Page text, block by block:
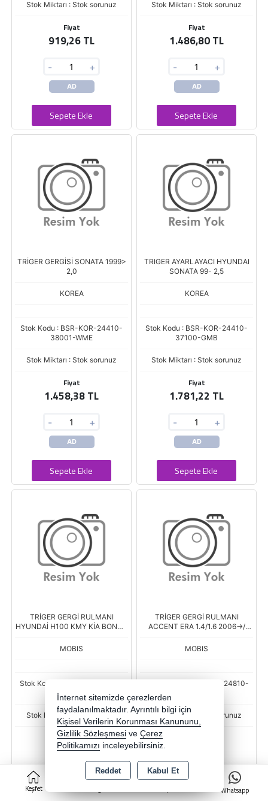
Keşfet
0
Whatsapp
Stok Miktarı : Stok sorunuz
Fiyat
919,26 TL
- +
AD
Sepete Ekle
Stok Miktarı : Stok sorunuz
Fiyat
1.486,80 TL
- +
AD
Sepete Ekle
TRİGER GERGİSİ SONATA 1999>
2,0
KOREA
Stok Kodu : BSR-KOR-24410-
38001-WME
Stok Miktarı : Stok sorunuz
Fiyat
1.458,38 TL
- +
AD
Sepete Ekle
TRIGER AYARLAYACI HYUNDAI
SONATA 99- 2,5
KOREA
Stok Kodu : BSR-KOR-24410-
37100-GMB
Stok Miktarı : Stok sorunuz
Fiyat
1.781,22 TL
- +
AD
Sepete Ekle
TRİGER GERGİ RULMANI
HYUNDAİ H100 KMY KİA BONGO
MOBIS
Stok Kodu : BSR-HMC-25288-
4A600-WME
Stok Miktarı : Stok sorunuz
Fiyat
1.257,53 TL
+
AD
TRİGER GERGİ RULMANI
ACCENT ERA 1.4/1.6 2006->/
MOBIS
Stok Kodu : BSR-HMC-24810-
Stok Miktarı : Stok sorunuz
-
AD
İnternet sitemizde çerezlerden
faydalanılmaktadır. Ayrıntılı bilgi için
Kişisel Verilerin Korunması Kanununu,
Gizlilik Sözleşmesi ve Çerez
Politikamızı inceleyebilirsiniz.
Reddet Kabul Et